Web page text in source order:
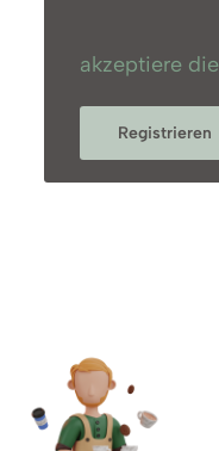
akzeptiere die
Registrieren